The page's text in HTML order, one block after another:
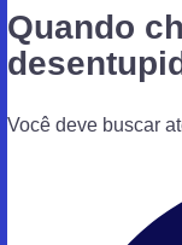
Quando
Você deve buscar